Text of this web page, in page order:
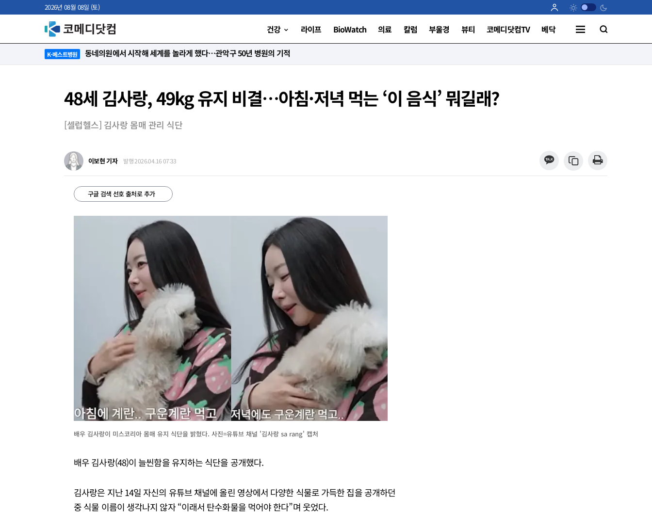
2026년 08월 08일 (토)
건강 라이프 BioWatch 의료 칼럼 부울경 뷰티 코메디닷컴TV 베닥
K-베스트병원 “절대 먼저 말하지 않아요. 대신 먼저 듣습니다”
48세 김사랑, 49kg 유지 비결…아침·저녁 먹는 ‘이 음식’ 뭐길래?
[셀럽헬스] 김사랑 몸매 관리 식단
이보현 기자 발행 2026.04.16 07:33
구글 검색 선호 출처로 추가
배우 김사랑이 미스코리아 몸매 유지 식단을 밝혔다. 사진=유튜브 채널 '김사랑 sa rang' 캡처
배우 김사랑(48)이 늘씬함을 유지하는 식단을 공개했다.
김사랑은 지난 14일 자신의 유튜브 채널에 올린 영상에서 다양한 식물로 가득한 집을 공개하던
중 식물 이름이 생각나지 않자 “이래서 탄수화물을 먹어야 한다”며 웃었다.